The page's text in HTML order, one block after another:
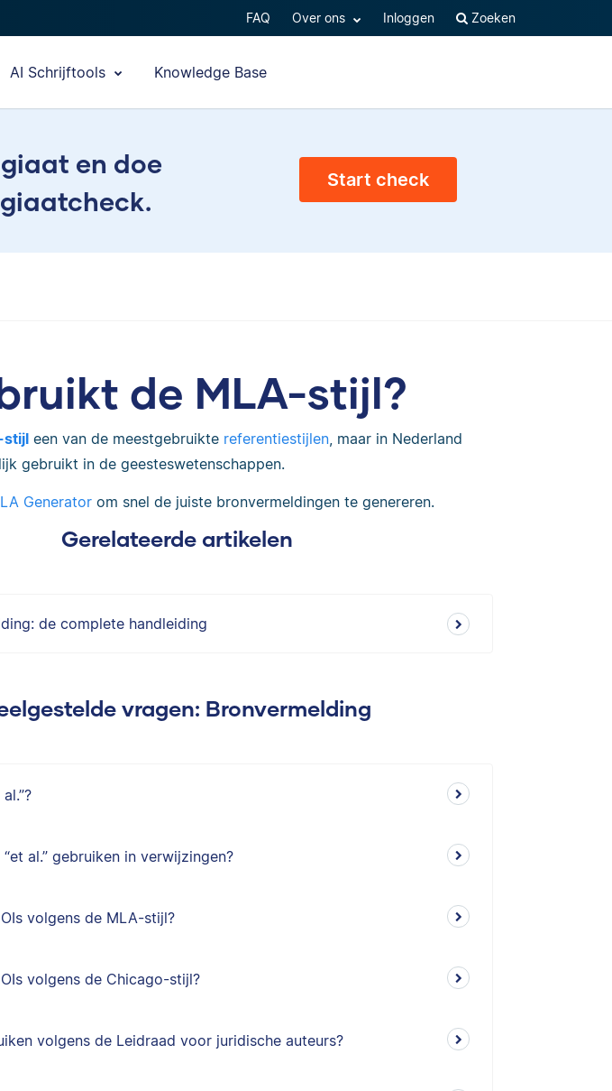
FAQ Over ons Inloggen Zoeken
AI Schrijftools Knowledge Base
en doe
Start check
de MLA-stijl?
stijleen van de meestgebruikte referentiestijlen, maar in Nederland
gebruikt in de geesteswetenschappen.
Generatorom snel de juiste bronvermeldingen te genereren.
Gerelateerde artikelen
de complete handleiding
vragen: Bronvermelding
al.” gebruiken in verwijzingen?
volgens de MLA-stijl?
volgens de Chicago-stijl?
volgens de Leidraad voor juridische auteurs?